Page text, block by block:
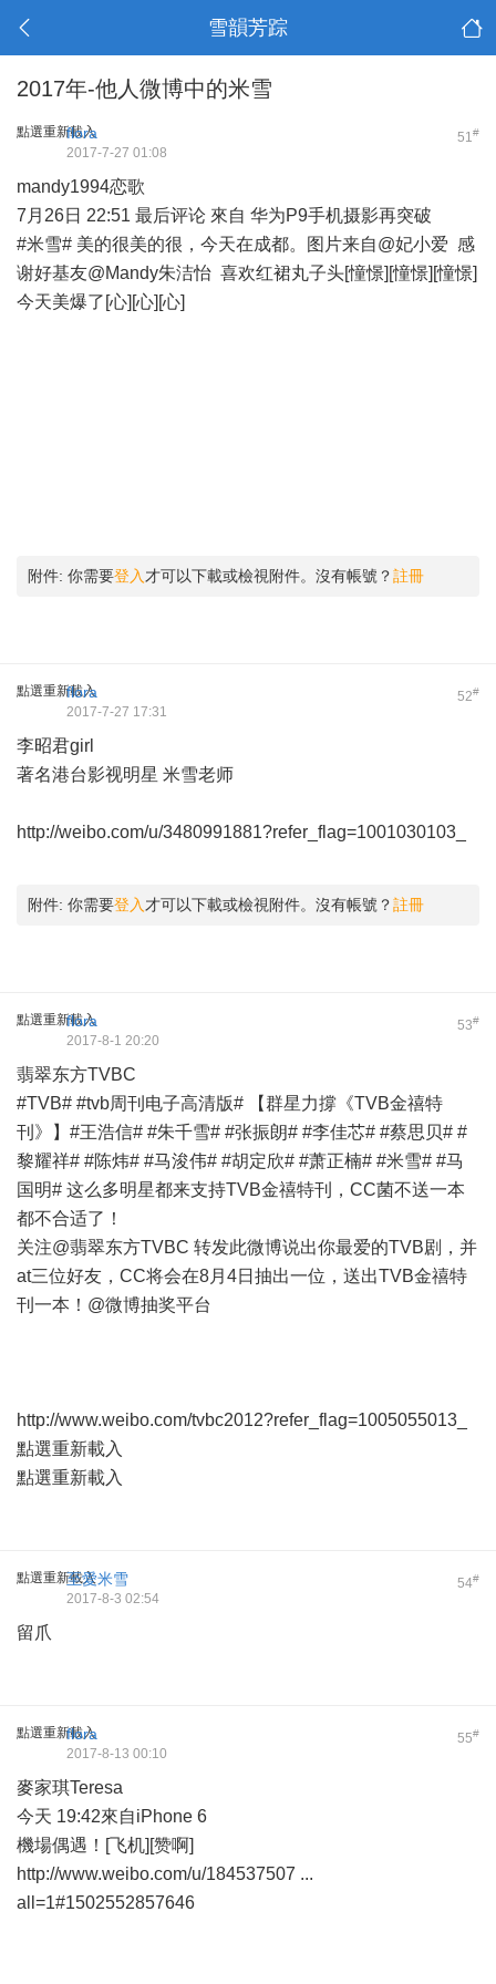
雪韻芳踪
2017年-他人微博中的米雪
點選重新載入 51#
flora
2017-7-27 01:08
mandy1994恋歌
7月26日 22:51 最后评论 來自 华为P9手机摄影再突破
#米雪# 美的很美的很，今天在成都。图片来自@妃小爱 感
谢好基友@Mandy朱洁怡 喜欢红裙丸子头[憧憬][憧憬][憧憬]
今天美爆了[心][心][心] ​​​​
附件: 你需要登入 才可以下載或檢視附件。沒有帳號？註冊
點選重新載入 52#
flora
2017-7-27 17:31
李昭君girl
著名港台影视明星 米雪老师 ​
http://weibo.com/u/3480991881?refer_flag=1001030103_
附件: 你需要登入 才可以下載或檢視附件。沒有帳號？註冊
點選重新載入 53#
flora
2017-8-1 20:20
翡翠东方TVBC
#TVB# #tvb周刊电子高清版# 【群星力撐《TVB金禧特
刊》】#王浩信# #朱千雪# #张振朗# #李佳芯# #蔡思贝# #
黎耀祥# #陈炜# #马浚伟# #胡定欣# #萧正楠# #米雪# #马
国明# 这么多明星都来支持TVB金禧特刊，CC菌不送一本
都不合适了！
关注@翡翠东方TVBC 转发此微博说出你最爱的TVB剧，并
at三位好友，CC将会在8月4日抽出一位，送出TVB金禧特
刊一本！@微博抽奖平台
http://www.weibo.com/tvbc2012?refer_flag=1005055013_
點選重新載入
點選重新載入
點選重新載入 54#
至愛米雪
2017-8-3 02:54
留爪
點選重新載入 55#
flora
2017-8-13 00:10
麥家琪Teresa
今天 19:42來自iPhone 6
機場偶遇！[飞机][赞啊] ​​​​
http://www.weibo.com/u/184537507 ...
all=1#1502552857646